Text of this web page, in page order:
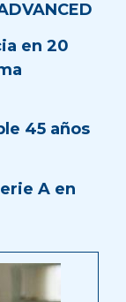
en 20
45 años
A en